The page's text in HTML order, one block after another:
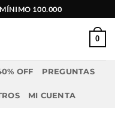
MÍNIMO 100.000
0
OFF PREGUNTAS
MI CUENTA